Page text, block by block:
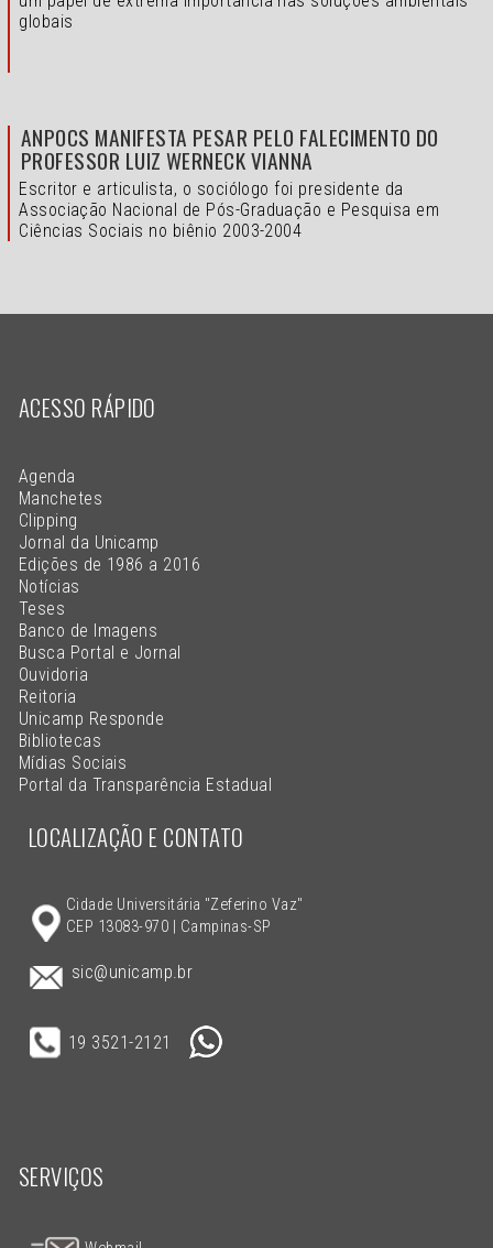
globais
ANPOCS MANIFESTA PESAR PELO FALECIMENTO DO
PROFESSOR LUIZ WERNECK VIANNA
Escritor e articulista, o sociólogo foi presidente da
Associação Nacional de Pós-Graduação e Pesquisa em
Ciências Sociais no biênio 2003-2004
ACESSO RÁPIDO
Agenda
Manchetes
Clipping
Jornal da Unicamp
Edições de 1986 a 2016
Notícias
Teses
Banco de Imagens
Busca Portal e Jornal
Ouvidoria
Reitoria
Unicamp Responde
Bibliotecas
Mídias Sociais
Portal da Transparência Estadual
LOCALIZAÇÃO E CONTATO
Cidade Universitária "Zeferino Vaz"
CEP 13083-970 | Campinas-SP
sic@unicamp.br
19 3521-2121
SERVIÇOS